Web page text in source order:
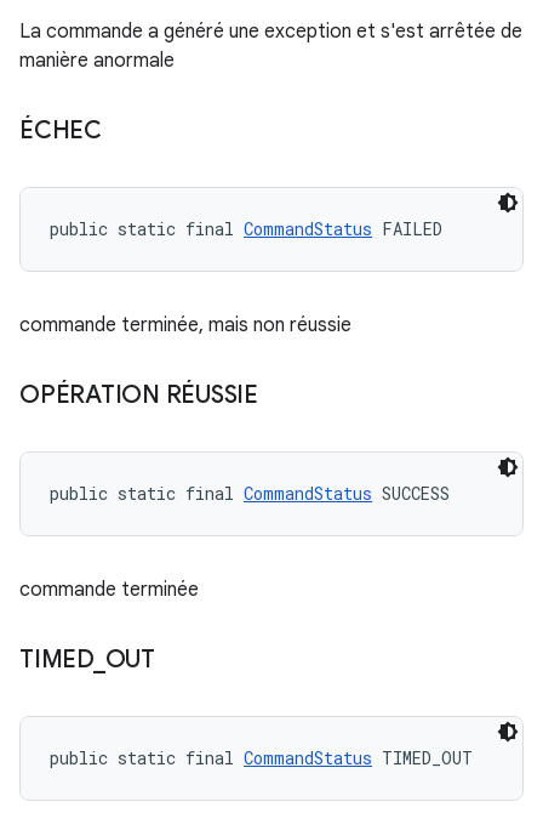
La commande a généré une exception et s'est arrêtée de
manière anormale
ÉCHEC
public static final CommandStatus FAILED
commande terminée, mais non réussie
OPÉRATION RÉUSSIE
public static final CommandStatus SUCCESS
commande terminée
TIMED_ OUT
public static final CommandStatus TIMED_OUT